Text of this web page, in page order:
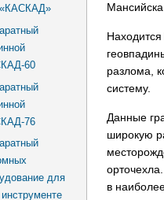
«КАСКАД»
60
76
для
Мансийска
разлома,
систему.
Данные
широкую
в